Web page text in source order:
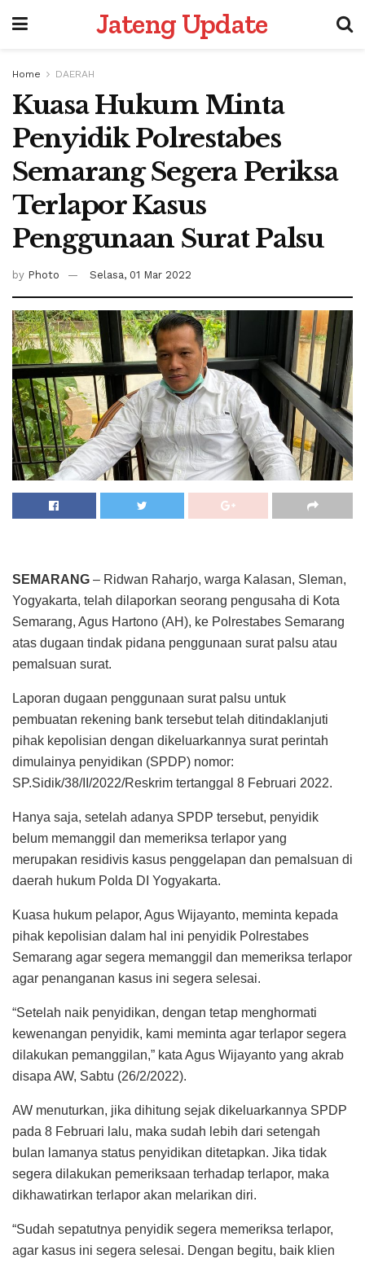
Jateng Update
Home DAERAH
Kuasa Hukum Minta
Penyidik Polrestabes
Semarang Segera Periksa
Terlapor Kasus
Penggunaan Surat Palsu
by Photo Selasa, 01 Mar 2022
SEMARANG – Ridwan Raharjo, warga Kalasan, Sleman,
Yogyakarta, telah dilaporkan seorang pengusaha di Kota
Semarang, Agus Hartono (AH), ke Polrestabes Semarang
atas dugaan tindak pidana penggunaan surat palsu atau
pemalsuan surat.
Laporan dugaan penggunaan surat palsu untuk
pembuatan rekening bank tersebut telah ditindaklanjuti
pihak kepolisian dengan dikeluarkannya surat perintah
dimulainya penyidikan (SPDP) nomor:
SP.Sidik/38/II/2022/Reskrim tertanggal 8 Februari 2022.
Hanya saja, setelah adanya SPDP tersebut, penyidik
belum memanggil dan memeriksa terlapor yang
merupakan residivis kasus penggelapan dan pemalsuan di
daerah hukum Polda DI Yogyakarta.
Kuasa hukum pelapor, Agus Wijayanto, meminta kepada
pihak kepolisian dalam hal ini penyidik Polrestabes
Semarang agar segera memanggil dan memeriksa terlapor
agar penanganan kasus ini segera selesai.
“Setelah naik penyidikan, dengan tetap menghormati
kewenangan penyidik, kami meminta agar terlapor segera
dilakukan pemanggilan,” kata Agus Wijayanto yang akrab
disapa AW, Sabtu (26/2/2022).
AW menuturkan, jika dihitung sejak dikeluarkannya SPDP
pada 8 Februari lalu, maka sudah lebih dari setengah
bulan lamanya status penyidikan ditetapkan. Jika tidak
segera dilakukan pemeriksaan terhadap terlapor, maka
dikhawatirkan terlapor akan melarikan diri.
“Sudah sepatutnya penyidik segera memeriksa terlapor,
agar kasus ini segera selesai. Dengan begitu, baik klien